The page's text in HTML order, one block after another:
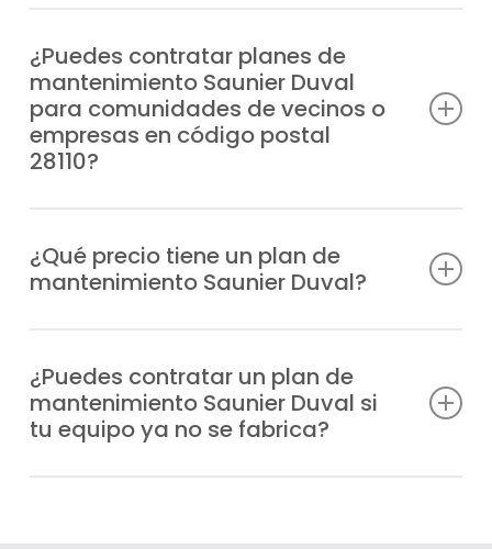
mejor equipo técnico, alargas la
durabilidad de tu sistema, ahorras en
consumo energético y garantizas la
seguridad en tu hogar.
¿Puedes contratar planes de
mantenimiento Saunier Duval
para comunidades de vecinos o
empresas en código postal
28110?
mantenimiento Saunier Duval pensados
para hogares, comunidades de
¿Qué precio tiene un plan de
mantenimiento Saunier Duval?
según cada instalación y al tipo de equipo.
Puedes hacerte con un plan de
¿Puedes contratar un plan de
mantenimiento Saunier Duval si
tu equipo ya no se fabrica?